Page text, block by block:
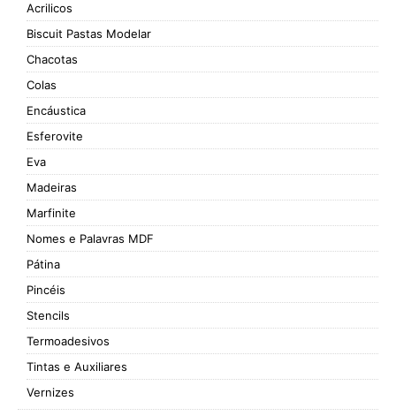
Acrilicos
Biscuit Pastas Modelar
Chacotas
Colas
Encáustica
Esferovite
Eva
Madeiras
Marfinite
Nomes e Palavras MDF
Pátina
Pincéis
Stencils
Termoadesivos
Tintas e Auxiliares
Vernizes